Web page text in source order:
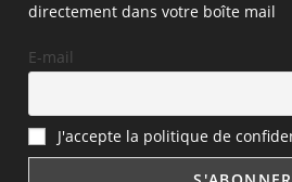
directement dans votre boîte mail
E-mail
J'accepte la politique de